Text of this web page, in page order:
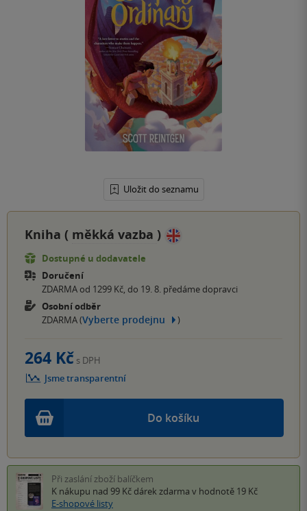
Uložit do seznamu
Kniha ( měkká vazba )
Dostupné u dodavatele
Doručení
ZDARMA od 1299 Kč, do 19. 8. předáme dopravci
Osobní odběr
ZDARMA (Vyberte prodejnu )
Do košíku
264 Kč s DPH
Jsme transparentní
Při zaslání zboží balíčkem
K nákupu nad 99 Kč dárek zdarma v hodnotě 19 Kč
E-shopové listy